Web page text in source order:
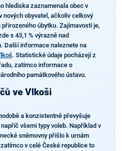
hlediska zaznamenala obec v
obyvatel, ačkoliv celkový
úbytku. Zajímavostí je,
s 43,1 % výrazně nad
Další informace naleznete na
. Statistické údaje pocházejí z
zatímco informace o
památkového ústavu.
ve Vlkoši
a konzistentně převyšuje
všemi typy voleb. Například v
sněmovny přišlo k urnám
v celé České republice to